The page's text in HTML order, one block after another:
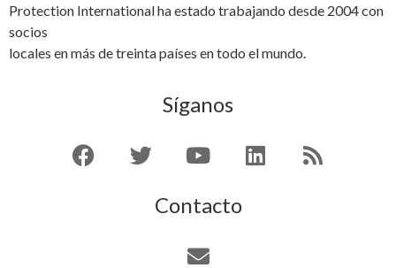
Protection International ha estado trabajando desde 2004 con
socios
locales en más de treinta países en todo el mundo.
Síganos
Contacto